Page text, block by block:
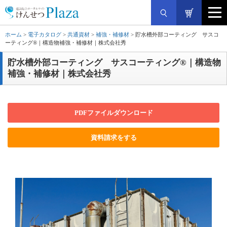
ホーム > 電子カタログ > 共通資材 > 補強・補修材 > 貯水槽外部コーティング サスコ
ーティング®｜構造物補強・補修材｜株式会社秀
貯水槽外部コーティング サスコーティング®｜構造物
補強・補修材｜株式会社秀
PDFファイルダウンロード
資料請求をする